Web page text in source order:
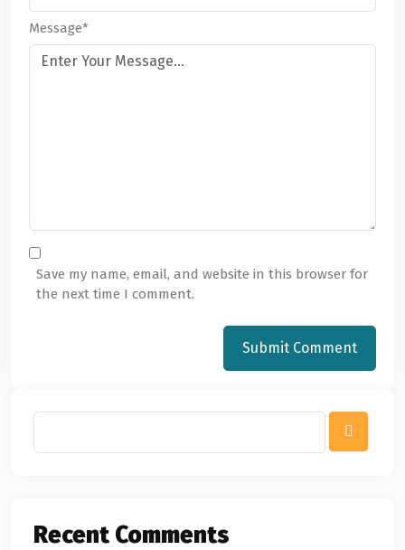
Message*
Save my name, email, and website in this browser for
the next time I comment.
Recent Comments